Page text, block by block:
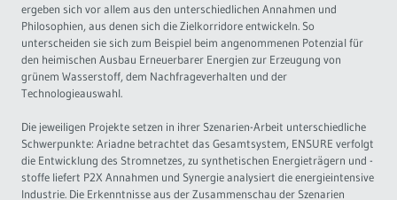
ergeben sich vor allem aus den unterschiedlichen Annahmen und
Philosophien, aus denen sich die Zielkorridore entwickeln. So
unterscheiden sie sich zum Beispiel beim angenommenen Potenzial für
den heimischen Ausbau Erneuerbarer Energien zur Erzeugung von
grünem Wasserstoff, dem Nachfrageverhalten und der
Technologieauswahl.
Die jeweiligen Projekte setzen in ihrer Szenarien-Arbeit unterschiedliche
Schwerpunkte: Ariadne betrachtet das Gesamtsystem, ENSURE verfolgt
die Entwicklung des Stromnetzes, zu synthetischen Energieträgern und -
stoffe liefert P2X Annahmen und Synergie analysiert die energieintensive
Industrie. Die Erkenntnisse aus der Zusammenschau der Szenarien